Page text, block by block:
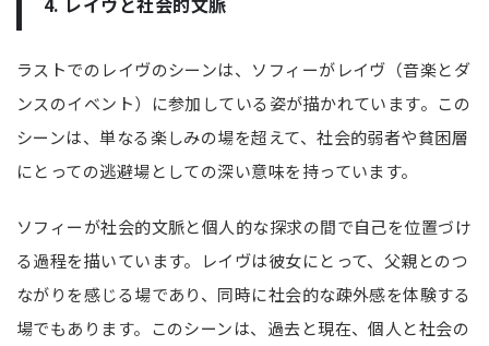
ラストでのレイヴのシーンは、ソフィーがレイヴ（音楽とダ
ンスのイベント）に参加している姿が描かれています。この
シーンは、単なる楽しみの場を超えて、社会的弱者や貧困層
にとっての逃避場としての深い意味を持っています。
ソフィーが社会的文脈と個人的な探求の間で自己を位置づけ
る過程を描いています。レイヴは彼女にとって、父親とのつ
ながりを感じる場であり、同時に社会的な疎外感を体験する
場でもあります。このシーンは、過去と現在、個人と社会の